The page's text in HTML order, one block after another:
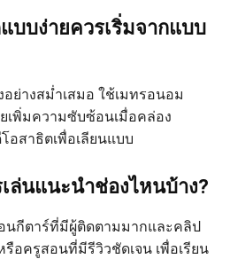
บบง่ายควรเริ่มจากแบบ
อย่างสม่ำเสมอ ใช้เมทรอนอม
เพิ่มความซับซ้อนเมื่อคล่อง
อสาธิตเพื่อเลียนแบบ
ล่นแนะนำช่องไหนบ้าง?
นกีตาร์ที่มีผู้ติดตามมากและคลิป
รือครูสอนที่มีรีวิวชัดเจน เพื่อเรียน